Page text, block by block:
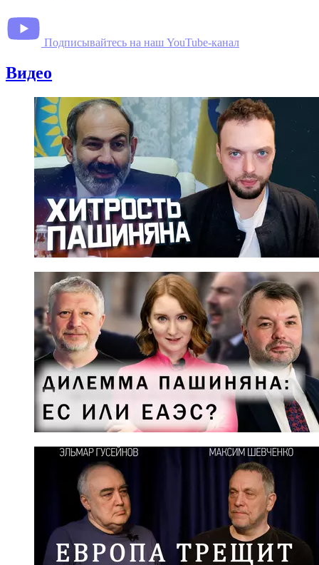
Подписывайтесь на наш YouTube-канал
Видео